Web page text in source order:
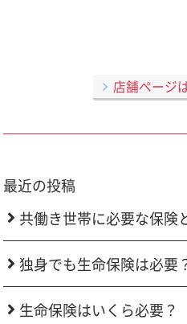
店舗ページ
最近の投稿
共働き世帯に必要な保険
独身でも生命保険は必要
生命保険はいくら必要？